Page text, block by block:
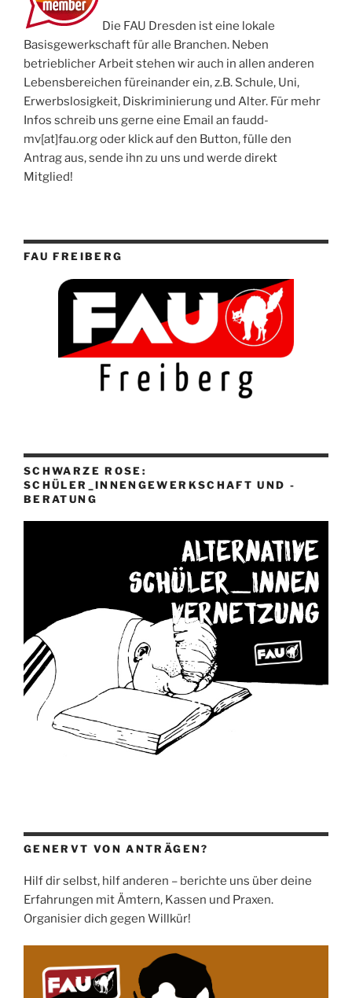
Die FAU Dresden ist eine lokale
Basisgewerkschaft für alle Branchen. Neben
betrieblicher Arbeit stehen wir auch in allen anderen
Lebensbereichen füreinander ein, z.B. Schule, Uni,
Erwerbslosigkeit, Diskriminierung und Alter. Für mehr
Infos schreib uns gerne eine Email an faudd-
mv[at]fau.org oder klick auf den Button, fülle den
Antrag aus, sende ihn zu uns und werde direkt
Mitglied!
FAU FREIBERG
SCHWARZE ROSE:
SCHÜLER_INNENGEWERKSCHAFT UND -
BERATUNG
GENERVT VON ANTRÄGEN?
Hilf dir selbst, hilf anderen – berichte uns über deine
Erfahrungen mit Ämtern, Kassen und Praxen.
Organisier dich gegen Willkür!